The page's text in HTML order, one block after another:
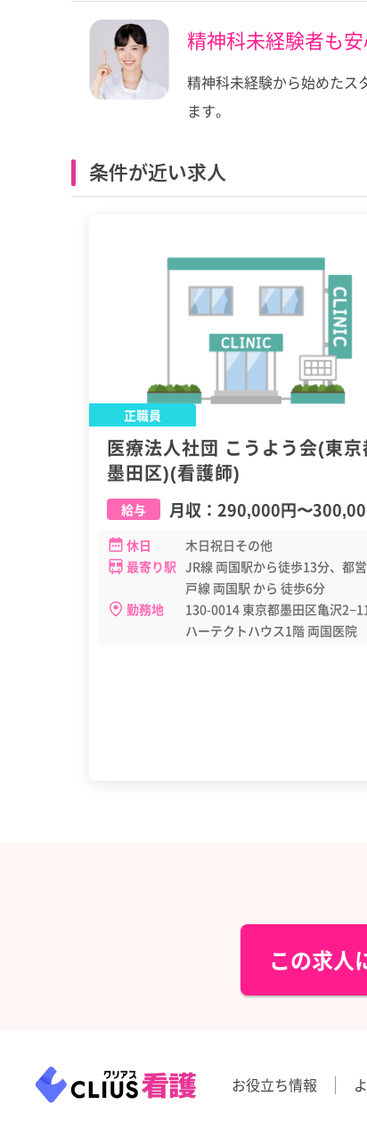
精神科未経験者も
精神科未経験から始めたス
ます。
条件が近い求人
正職員
医療法人社団 こうよう会(東京
墨田区)(看護師)
給与 月収： 290,000円〜
休日
木日祝日その他
最寄り駅 JR線 両国駅から徒歩13分、都
戸線 両国駅 から 徒歩6分
勤務地
130-0014 東京都墨田区亀沢
ハーテクトハウス1階 両国医院
この求人
お役立ち情報